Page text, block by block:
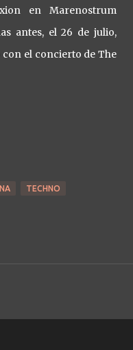
en Marenostrum
antes, el 26 de julio,
el concierto de The
TECHNO